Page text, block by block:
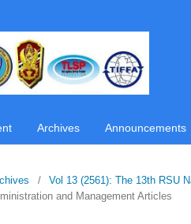
Archives Announcements
/ Vol 13 (2561): The 13th RSU
and Management Articles